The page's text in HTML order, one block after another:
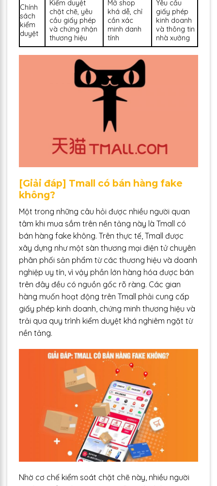
Chính
sách
kiểm
duyệt
Kiểm duyệt
chặt chẽ, yêu
cầu giấy phép
và chứng nhận
thương hiệu
Mở shop
khá dễ, chỉ
cần xác
minh danh
tính
Yêu cầu
giấy phép
kinh doanh
và thông tin
nhà xưởng
[Giải đáp] Tmall có bán hàng fake
không?
Một trong những câu hỏi được nhiều người quan
tâm khi mua sắm trên nền tảng này là Tmall có
bán hàng fake không. Trên thực tế, Tmall được
xây dựng như một sàn thương mại điện tử chuyên
phân phối sản phẩm từ các thương hiệu và doanh
nghiệp uy tín, vì vậy phần lớn hàng hóa được bán
trên đây đều có nguồn gốc rõ ràng. Các gian
hàng muốn hoạt động trên Tmall phải cung cấp
giấy phép kinh doanh, chứng minh thương hiệu và
trải qua quy trình kiểm duyệt khá nghiêm ngặt từ
nền tảng.
Nhờ cơ chế kiểm soát chặt chẽ này, nhiều người